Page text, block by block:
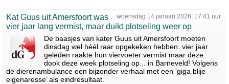
woensdag 14 januari 2026, 17:41 uur
Kat Guus uit Amersfoort was
vier jaar lang vermist, maar duikt plotseling weer op
De baasjes van kater Guus uit Amersfoort moeten
dinsdag wel héél raar opgekeken hebben: vier jaar
geleden raakte hun viervoeter vermist maar deze
dook deze week plotseling op... in Barneveld! Volgens
de dierenambulance een bijzonder verhaal met een ‘giga blije
eigenaresse’ als eindresultaat.